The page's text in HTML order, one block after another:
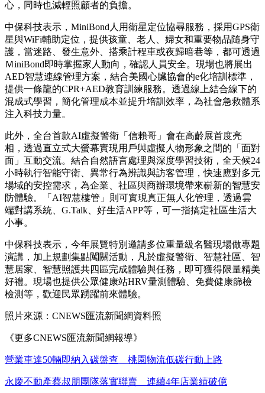
心，同時也減輕照顧者的負擔。
中保科技表示，MiniBond人用衛星定位協尋服務，採用GPS衛
星與WiFi輔助定位，提供孩童、老人、婦女和重要物品隨身守
護，當迷路、發生意外、搭乘計程車或夜歸暗巷等，都可透過
ＭiniBond即時掌握家人動向，確認人員安全。現場也將展出
AED智慧連線管理方案，結合美國心臟協會的e化培訓標準，
提供一條龍的CPR+AED教育訓練服務。透過線上結合線下的
混成式學習，簡化管理成本並提升培訓效率，為社會急救體系
注入科技力量。
此外，全台首款AI虛擬警衛「信賴哥」會在高齡展首度亮
相，透過直立式大螢幕實現用戶與虛擬人物形象之間的「面對
面」互動交流。結合自然語言處理與深度學習技術，全天候24
小時執行智能守衛、異常行為辨識與訪客管理，快速應對多元
場域的安控需求，為企業、社區與商辦環境帶來嶄新的智慧安
防體驗。「AI智慧樓管」則可實現真正無人化管理，透過雲
端對講系統、G.Talk、好生活APP等，可一指搞定社區生活大
小事。
中保科技表示，今年展覽特別邀請多位重量級名醫現場做專題
演講，加上規劃集點闖關活動，凡於虛擬警衛、智慧社區、智
慧居家、智慧照護共四區完成體驗與任務，即可獲得限量精美
好禮。現場也提供公眾健康站HRV量測體驗、免費健康篩檢
檢測等，歡迎民眾踴躍前來體驗。
照片來源：CNEWS匯流新聞網資料照
《更多CNEWS匯流新聞網報導》
營業車達50輛即納入碳盤查 桃園物流低碳行動上路
永慶不動產蔡叔朋團隊落實聯賣 連續4年店業績破億